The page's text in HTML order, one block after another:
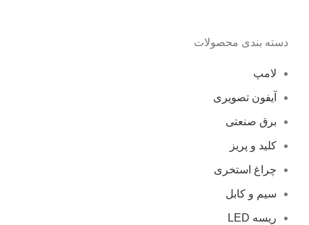
دسته بندی محصولات
لامپ
آیفون تصویری
برق صنعتی
کلید و پریز
چراغ استخری
سیم و کابل
ریسه LED